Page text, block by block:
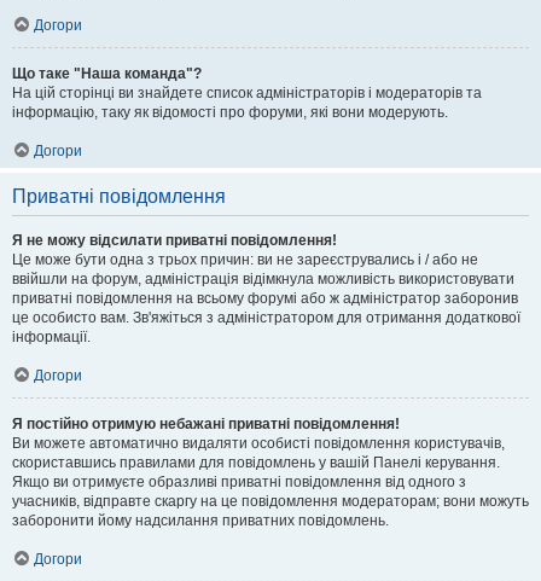
Догори
Що таке "Наша команда"?
На цій сторінці ви знайдете список адміністраторів і модераторів та
інформацію, таку як відомості про форуми, які вони модерують.
Догори
Приватні повідомлення
Я не можу відсилати приватні повідомлення!
Це може бути одна з трьох причин: ви не зареєструвались і / або не
ввійшли на форум, адміністрація відімкнула можливість використовувати
приватні повідомлення на всьому форумі або ж адміністратор заборонив
це особисто вам. Зв'яжіться з адміністратором для отримання додаткової
інформації.
Догори
Я постійно отримую небажані приватні повідомлення!
Ви можете автоматично видаляти особисті повідомлення користувачів,
скориставшись правилами для повідомлень у вашій Панелі керування.
Якщо ви отримуєте образливі приватні повідомлення від одного з
учасників, відправте скаргу на це повідомлення модераторам; вони можуть
заборонити йому надсилання приватних повідомлень.
Догори